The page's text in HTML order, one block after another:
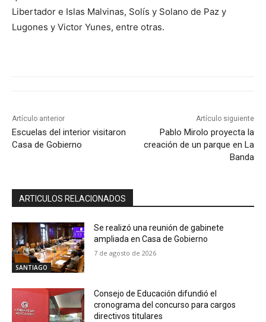
Libertador e Islas Malvinas, Solís y Solano de Paz y
Lugones y Victor Yunes, entre otras.
Artículo anterior
Escuelas del interior visitaron
Casa de Gobierno
Artículo siguiente
Pablo Mirolo proyecta la
creación de un parque en La
Banda
ARTICULOS RELACIONADOS
SANTIAGO
Se realizó una reunión de gabinete
ampliada en Casa de Gobierno
7 de agosto de 2026
Consejo de Educación difundió el
cronograma del concurso para cargos
directivos titulares